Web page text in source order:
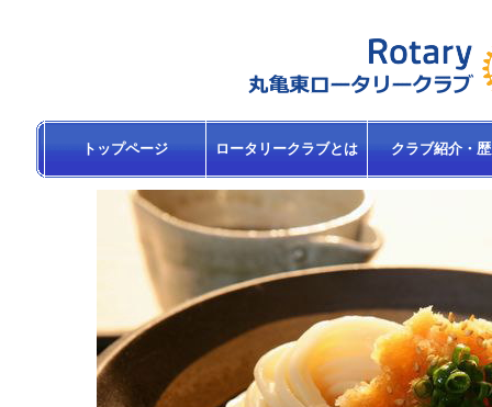
トップページ ロータリークラブとは クラブ紹介・